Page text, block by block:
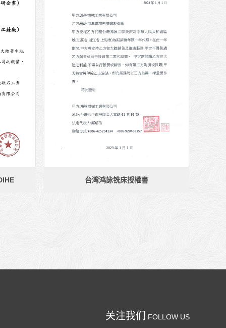
台湾鸿詠铣床授權書
关注我们 FOLLOW US